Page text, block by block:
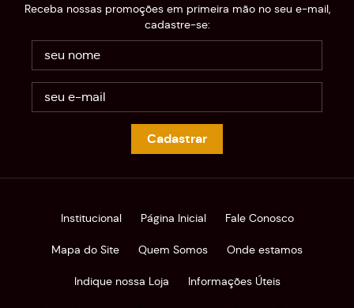
Receba nossas promoções em primeira mão no seu e-mail,
cadastre-se:
Cadastrar
Institucional Página Inicial Fale Conosco
Mapa do Site Quem Somos Onde estamos
Indique nossa Loja Informações Úteis